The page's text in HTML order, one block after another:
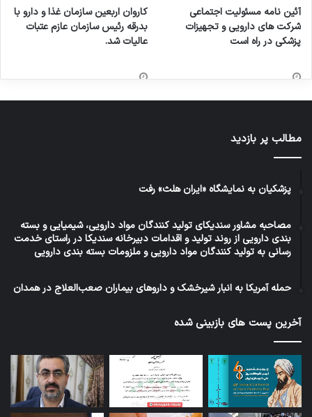
آئین نامه مسئولیت اجتماعی
شرکت های دارویی و تجهیزات
پزشکی در راه است
کاروان اربعین سازمان غذا و دارو با
بدرقه رئیس سازمان عازم عتبات
عالیات شد.
مطالب پر بازدید
پزشکیان به نمایشگاه «ایران هلث» رفت
مصاحبه مشاور سندیکای تولید کنندگان مواد دارویی، شیمیایی و بسته
بندی دارویی از روند تولید و اقدامات دبیرخانه سندیکا در راستای خدمت
رسانی به تولید کنندگان مواد دارویی و ملزومات بسته بندی دارویی
حمله آمریکا به انبار شیرخشک و داروهای بیماران صعب‌العلاج در همدان
آخرین پست های بازبینی شده